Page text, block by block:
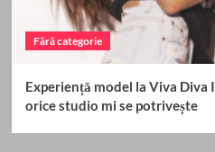
Fără categorie
Experiență model la Viva Diva
orice studio mi se potrivește